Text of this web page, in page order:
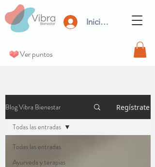
Iniciar Sesión
Ver puntos
Blog Vibra Bienestar Regístrate
Todas las entradas
Ayurveda y terapias
Todas las entradas